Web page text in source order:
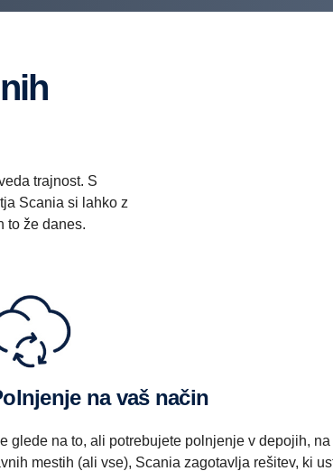
trajnost. S
Scania si lahko z
to že danes.
Polnjenje na vaš način
glede na to, ali potrebujete polnjenje v depojih,
mestih (ali vse), Scania zagotavlja rešitev, ki